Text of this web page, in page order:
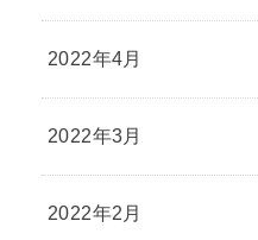
2022年4月
2022年3月
2022年2月